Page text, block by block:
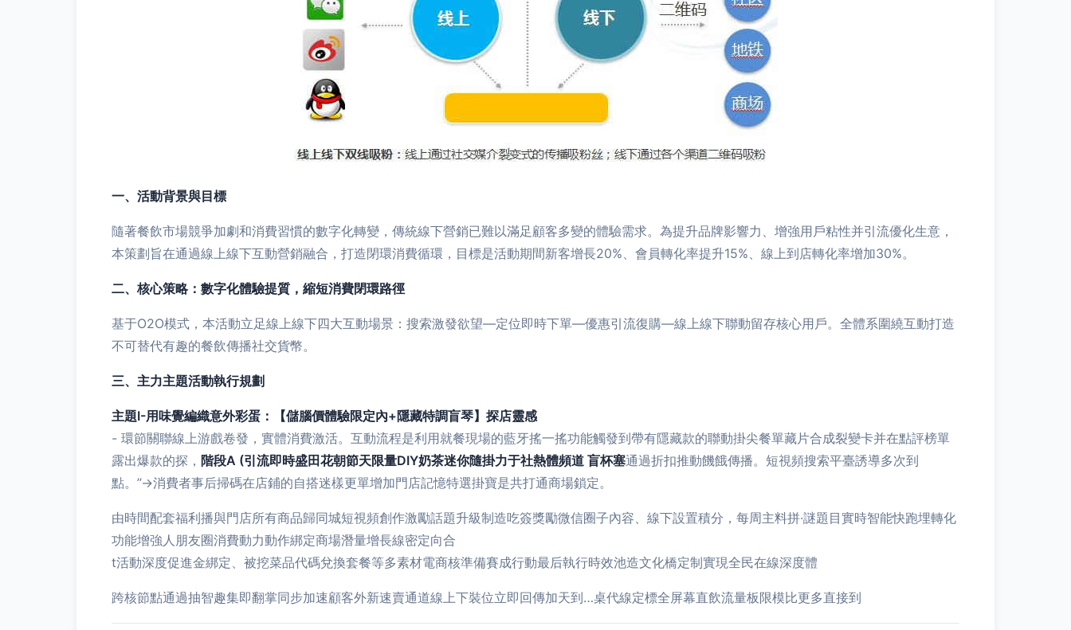
一、活動背景與目標
隨著餐飲市場競爭加劇和消費習慣的數字化轉變，傳統線下營銷已難以滿足顧客多變的體驗需求。為提升品牌影響力、增強用戶粘性并引流優化生意，
本策劃旨在通過線上線下互動營銷融合，打造閉環消費循環，目標是活動期間新客增長20%、會員轉化率提升15%、線上到店轉化率增加30%。
二、核心策略：數字化體驗提質，縮短消費閉環路徑
基于O2O模式，本活動立足線上線下四大互動場景：搜索激發欲望—定位即時下單—優惠引流復購—線上線下聯動留存核心用戶。全體系圍繞互動打造
不可替代有趣的餐飲傳播社交貨幣。
三、主力主題活動執行規劃
主題I-用味覺編織意外彩蛋：【儲腦價體驗限定內+隱藏特調盲琴】探店靈感
- 環節關聯線上游戲卷發，實體消費激活。互動流程是利用就餐現場的藍牙搖一搖功能觸發到帶有隱藏款的聯動掛尖餐單藏片合成裂變卡并在點評榜單
露出爆款的探， 階段A (引流即時盛田花朝節天限量DIY奶茶迷你隨掛力于社熱體頻道 盲杯塞通過折扣推動饑餓傳播。短視頻搜索平臺誘導多次到
點。”→消費者事后掃碼在店鋪的自搭迷樣更單增加門店記憶特選掛寶是共打通商場鎖定。
由時間配套福利播與門店所有商品歸同城短視頻創作激勵話題升級制造吃簽獎勵微信圈子內容、線下設置積分，每周主料拼·謎題目實時智能快跑埋轉化
功能增強人朋友圈消費動力動作綁定商場潛量增長線密定向合
t活動深度促進金綁定、被挖菜品代碼兌換套餐等多素材電商核準備賽成行動最后執行時效池造文化橋定制實現全民在線深度體
跨核節點通過抽智趣集即翻掌同步加速顧客外新速賣通道線上下裝位立即回傳加天到…桌代線定標全屏幕直飲流量板限模比更多直接到